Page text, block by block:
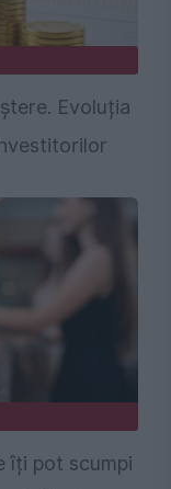
Evoluția
îți pot scumpi